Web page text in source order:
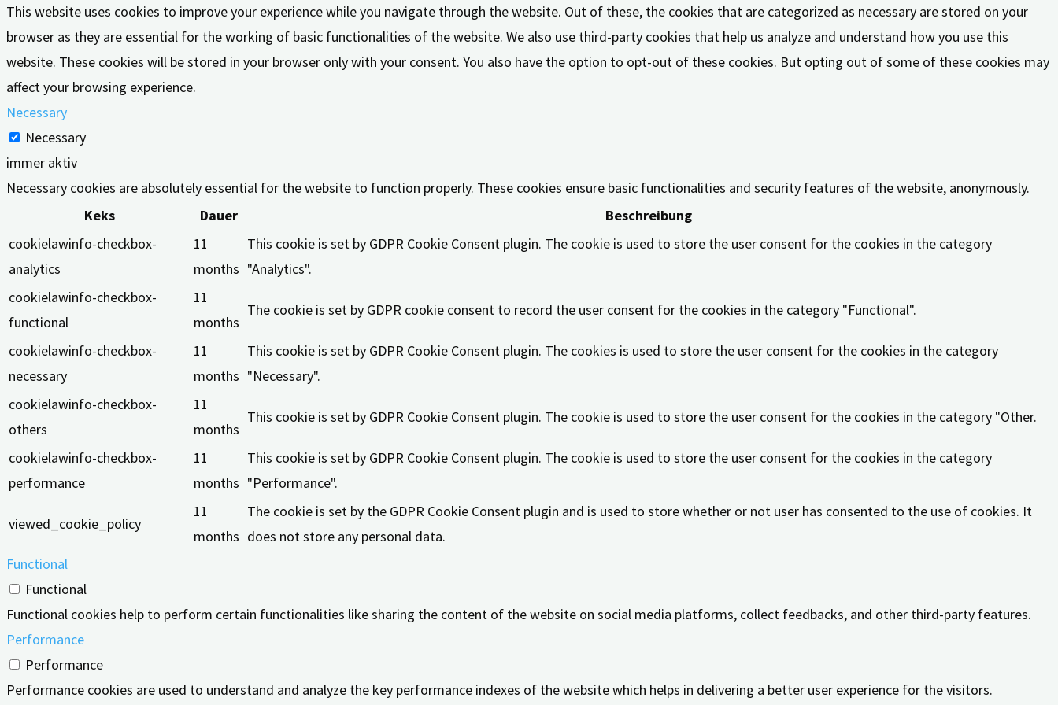
This website uses cookies to improve your experience while you navigate through the website. Out of these, the cookies that are categorized as necessary are stored on your
browser as they are essential for the working of basic functionalities of the website. We also use third-party cookies that help us analyze and understand how you use this
website. These cookies will be stored in your browser only with your consent. You also have the option to opt-out of these cookies. But opting out of some of these cookies may
affect your browsing experience.
Necessary
Necessary
immer aktiv
Necessary cookies are absolutely essential for the website to function properly. These cookies ensure basic functionalities and security features of the website, anonymously.
Keks
Dauer
Beschreibung
cookielawinfo-checkbox-
analytics
11
months
This cookie is set by GDPR Cookie Consent plugin. The cookie is used to store the user consent for the cookies in the category
"Analytics".
cookielawinfo-checkbox-
functional
11
months
The cookie is set by GDPR cookie consent to record the user consent for the cookies in the category "Functional".
cookielawinfo-checkbox-
necessary
11
months
This cookie is set by GDPR Cookie Consent plugin. The cookies is used to store the user consent for the cookies in the category
"Necessary".
cookielawinfo-checkbox-
others
11
months
This cookie is set by GDPR Cookie Consent plugin. The cookie is used to store the user consent for the cookies in the category "Other.
cookielawinfo-checkbox-
performance
11
months
This cookie is set by GDPR Cookie Consent plugin. The cookie is used to store the user consent for the cookies in the category
"Performance".
viewed_cookie_policy
11
months
The cookie is set by the GDPR Cookie Consent plugin and is used to store whether or not user has consented to the use of cookies. It
does not store any personal data.
Functional
Functional
Functional cookies help to perform certain functionalities like sharing the content of the website on social media platforms, collect feedbacks, and other third-party features.
Performance
Performance
Performance cookies are used to understand and analyze the key performance indexes of the website which helps in delivering a better user experience for the visitors.